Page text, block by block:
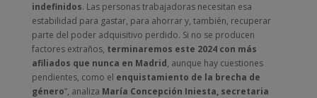
indefinidos. Las personas trabajadoras necesitan esa
estabilidad para gastar, para ahorrar y, también, recuperar
parte del poder adquisitivo perdido. Si no se producen
factores extraños, terminaremos este 2024 con más
afiliados que nunca en Madrid, aunque hay cuestiones
pendientes, como el enquistamiento de la brecha de
género”, analiza María Concepción Iniesta, secretaria